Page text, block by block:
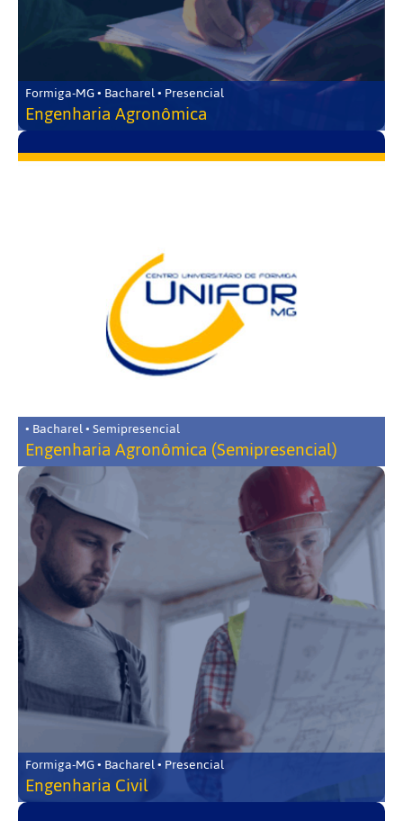
Formiga-MG • Bacharel • Presencial
Engenharia Agronômica
• Bacharel • Semipresencial
Engenharia Agronômica (Semipresencial)
Formiga-MG • Bacharel • Presencial
Engenharia Civil